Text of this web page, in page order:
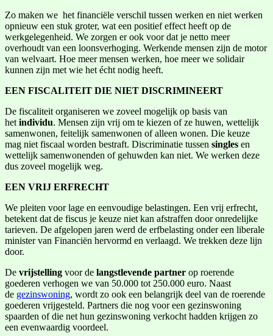
Zo maken we het financiële verschil tussen werken en niet werken
opnieuw een stuk groter, wat een positief effect heeft op de
werkgelegenheid. We zorgen er ook voor dat je netto meer
overhoudt van een loonsverhoging. Werkende mensen zijn de motor
van welvaart. Hoe meer mensen werken, hoe meer we solidair
kunnen zijn met wie het écht nodig heeft.
EEN FISCALITEIT DIE NIET DISCRIMINEERT
De fiscaliteit organiseren we zoveel mogelijk op basis van
het individu. Mensen zijn vrij om te kiezen of ze huwen, wettelijk
samenwonen, feitelijk samenwonen of alleen wonen. Die keuze
mag niet fiscaal worden bestraft. Discriminatie tussen singles en
wettelijk samenwonenden of gehuwden kan niet. We werken deze
dus zoveel mogelijk weg.
EEN VRIJ ERFRECHT
We pleiten voor lage en eenvoudige belastingen. Een vrij erfrecht,
betekent dat de fiscus je keuze niet kan afstraffen door onredelijke
tarieven. De afgelopen jaren werd de erfbelasting onder een liberale
minister van Financiën hervormd en verlaagd. We trekken deze lijn
door.
De vrijstelling voor de langstlevende partner op roerende
goederen verhogen we van 50.000 tot 250.000 euro. Naast
de gezinswoning, wordt zo ook een belangrijk deel van de roerende
goederen vrijgesteld. Partners die nog voor een gezinswoning
spaarden of die net hun gezinswoning verkocht hadden krijgen zo
een evenwaardig voordeel.